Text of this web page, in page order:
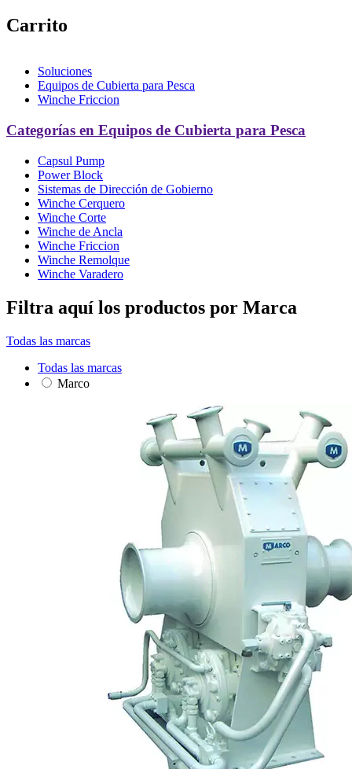
Carrito
Soluciones
Equipos de Cubierta para Pesca
Winche Friccion
Categorías en Equipos de Cubierta para Pesca
Capsul Pump
Power Block
Sistemas de Dirección de Gobierno
Winche Cerquero
Winche Corte
Winche de Ancla
Winche Friccion
Winche Remolque
Winche Varadero
Filtra aquí los productos por Marca
Todas las marcas
Todas las marcas
Marco